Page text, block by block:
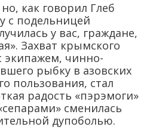
как говорил Глеб
с подельницей
у вас, граждане,
Захват крымского
экипажем, чинно-
рыбку в азовских
пользования, стал
радость «пэрэмоги»
сменилась
дупоболью.